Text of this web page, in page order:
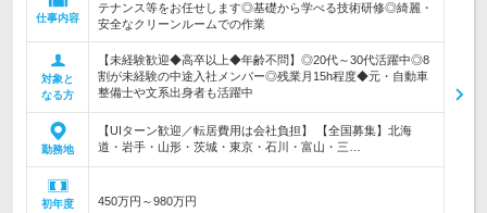
仕事内容
テナンス等をお任せします◎基礎から学べる技術研修◎綺麗・
安全なクリーンルームでの作業
対象と
なる方
【未経験歓迎◆高卒以上◆年齢不問】◎20代～30代活躍中◎8
割が未経験の中途入社メンバー◎残業月15h程度◆元・自動車
整備士や文系出身者も活躍中
勤務地
【UIターン歓迎／転居費用は会社負担】 【全国募集】北海
道・岩手・山形・茨城・東京・石川・富山・三…
初年度
450万円～980万円